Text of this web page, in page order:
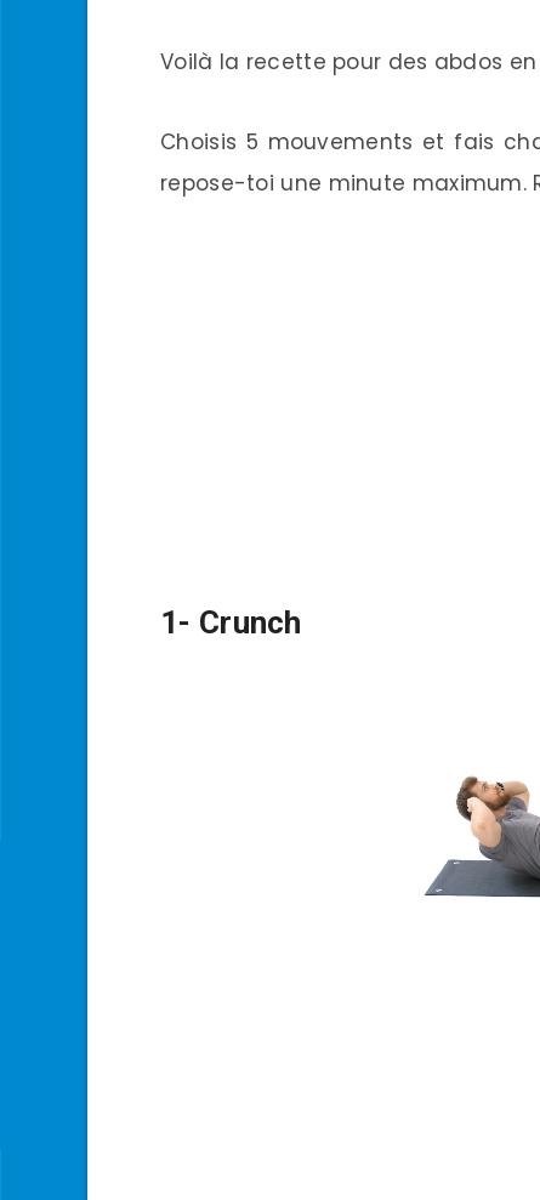
Voilà la recette pour des abdos
Choisis 5 mouvements et fais
repose-toi une minute maximum.
1- Crunch